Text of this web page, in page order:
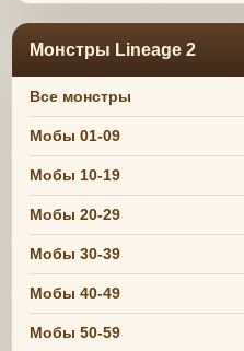
Монстры Lineage 2
Все монстры
Мобы 01-09
Мобы 10-19
Мобы 20-29
Мобы 30-39
Мобы 40-49
Мобы 50-59